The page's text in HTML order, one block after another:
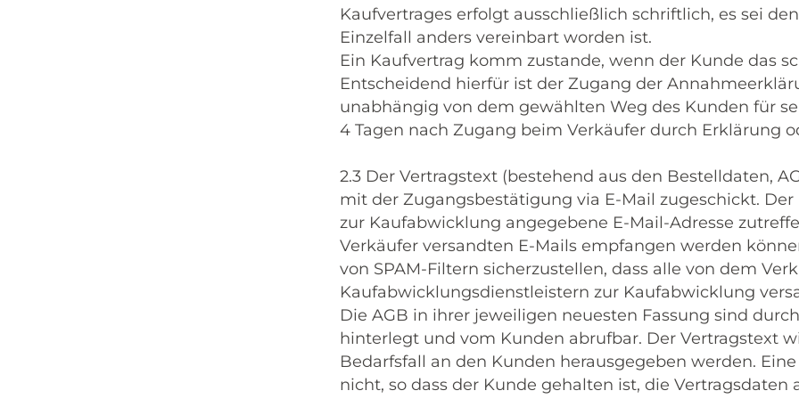
Kaufvertrages erfolgt ausschließlich schriftlich, es sei
Einzelfall anders vereinbart worden ist.
Ein Kaufvertrag komm zustande, wenn der Kunde das
Entscheidend hierfür ist der Zugang der
unabhängig von dem gewählten Weg des Kunden für
4 Tagen nach Zugang beim Verkäufer durch Erklärung
2.3 Der Vertragstext (bestehend aus den Bestelldaten,
mit der Zugangsbestätigung via E-Mail zugeschickt.
zur Kaufabwicklung angegebene E-Mail-Adresse
Verkäufer versandten E-Mails empfangen werden
von SPAM-Filtern sicherzustellen, dass alle von dem
Kaufabwicklungsdienstleistern zur Kaufabwicklung
Die AGB in ihrer jeweiligen neuesten Fassung sind
hinterlegt und vom Kunden abrufbar. Der Vertragstext
Bedarfsfall an den Kunden herausgegeben werden.
nicht, so dass der Kunde gehalten ist, die Vertragsdaten